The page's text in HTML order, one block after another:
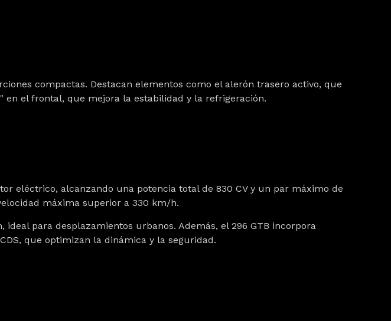
compactas. Destacan elementos como el alerón trasero activo, que
en el frontal, que mejora la estabilidad y la refrigeración.
eléctrico, alcanzando una potencia total de 830 CV y un par máximo de
máxima superior a 330 km/h.
para desplazamientos urbanos. Además, el 296 GTB incorpora
que optimizan la dinámica y la seguridad.